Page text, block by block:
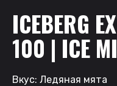
ICEBERG
100 | ICE
Вкус: Ледяная мята